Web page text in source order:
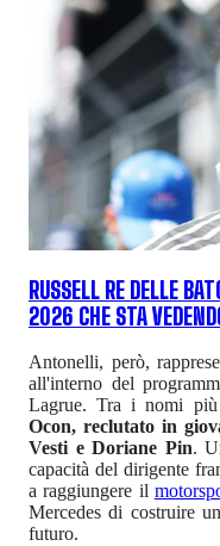
RUSSELL RE DELLE
2026 CHE STA
Antonelli, però,
all'interno del
Lagrue. Tra i nomi più
Ocon, reclutato in
Vesti e Doriane Pin.
capacità del dirigente
a raggiungere il
Mercedes di costruire
futuro.